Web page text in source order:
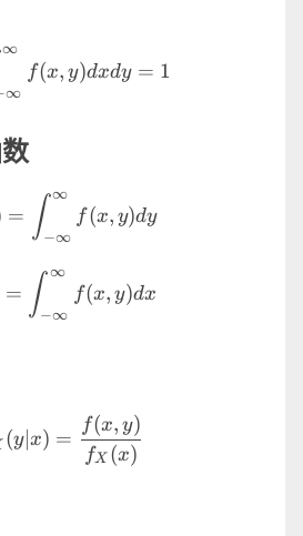
\int^{\infty}_{-
∞
∞
f(x, y)dxdy = 1
f_X(x)=\int^{\infty}_{-
= ∫−∞
∞
f(x, y)dy
f_Y(y)=\int^{\infty}_{-
= ∫−∞
∞
f(x, y)dx
(y∣ x) =
fX (x)
f(x, y)